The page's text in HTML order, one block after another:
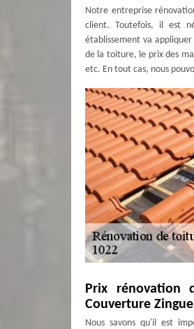
Notre entreprise
client. Toutefois, il est
établissement va
de la toiture, le prix des
etc. En tout cas, nous
Prix rénovation
Couverture
Nous savons qu'il est